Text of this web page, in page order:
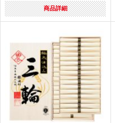
商品詳細